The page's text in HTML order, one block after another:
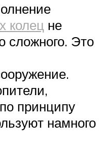
колец не
сложного. Это
принципу
намного